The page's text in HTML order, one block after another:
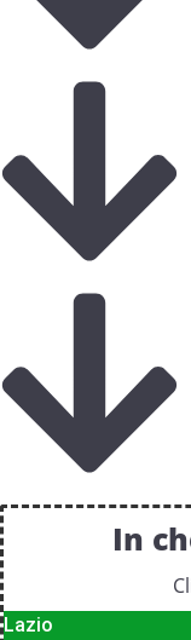
In
Lazio